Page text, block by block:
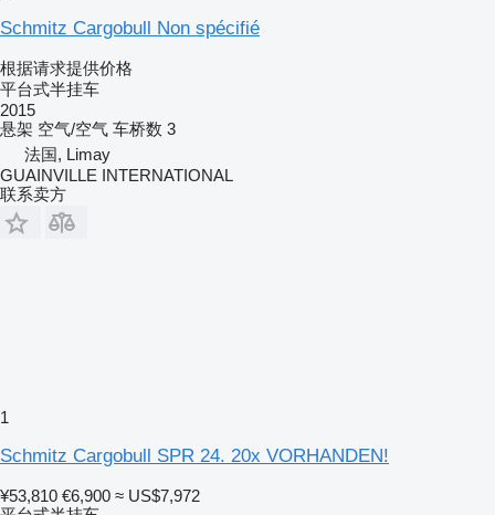
Schmitz Cargobull Non spécifié
根据请求提供价格
平台式半挂车
2015
悬架 空气/空气 车桥数 3
法国, Limay
GUAINVILLE INTERNATIONAL
联系卖方
1
Schmitz Cargobull SPR 24. 20x VORHANDEN!
¥53,810 €6,900 ≈ US$7,972